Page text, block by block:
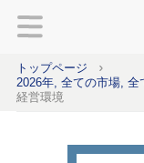
トップページ
2026年, 全ての市場,
経営環境